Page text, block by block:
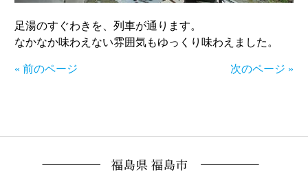
足湯のすぐわきを、列車が通ります。
なかなか味わえない雰囲気もゆっくり味わえました。
« 前のページ 次のページ »